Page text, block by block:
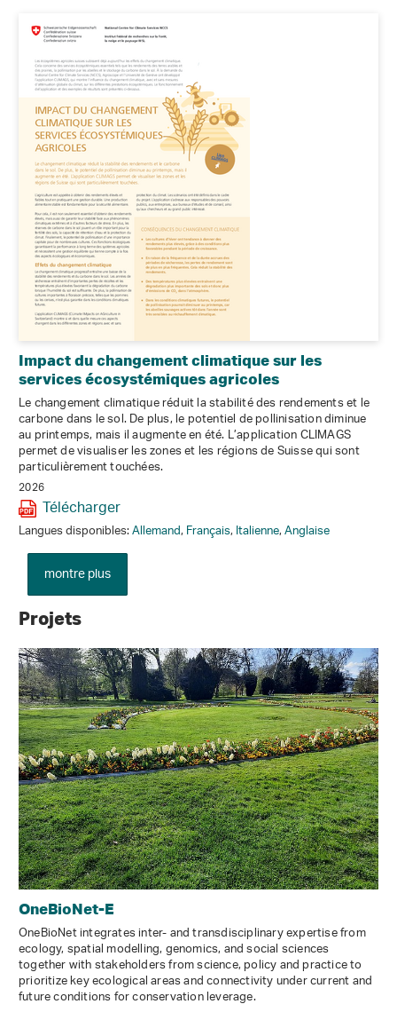
Impact du changement climatique sur les
services écosystémiques agricoles
Le changement climatique réduit la stabilité des rendements et le
carbone dans le sol. De plus, le potentiel de pollinisation diminue
au printemps, mais il augmente en été. L’application CLIMAGS
permet de visualiser les zones et les régions de Suisse qui sont
particulièrement touchées.
2026
Télécharger
Langues disponibles:Allemand,Français,Italienne,Anglaise
montre plus
Projets
OneBioNet-E
OneBioNet integrates inter- and transdisciplinary expertise from
ecology, spatial modelling, genomics, and social sciences
together with stakeholders from science, policy and practice to
prioritize key ecological areas and connectivity under current and
future conditions for conservation leverage.